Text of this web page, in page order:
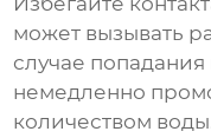
может вызывать
случае попадания
немедленно
количеством